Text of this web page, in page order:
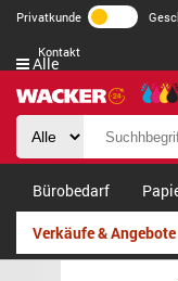
Privatkunde
Kontakt
Alle
Bürobedarf
Verkäufe & Angebote